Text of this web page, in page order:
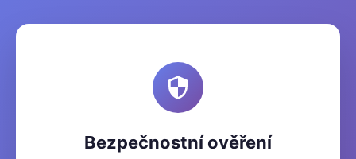
Bezpečnostní ověření